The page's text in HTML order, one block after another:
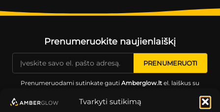
Tvarkyti sutikimą
Prenumeruokite naujienlaiškį
Prenumeruodami sutinkate gauti Amberglow.ltel. laiškus su